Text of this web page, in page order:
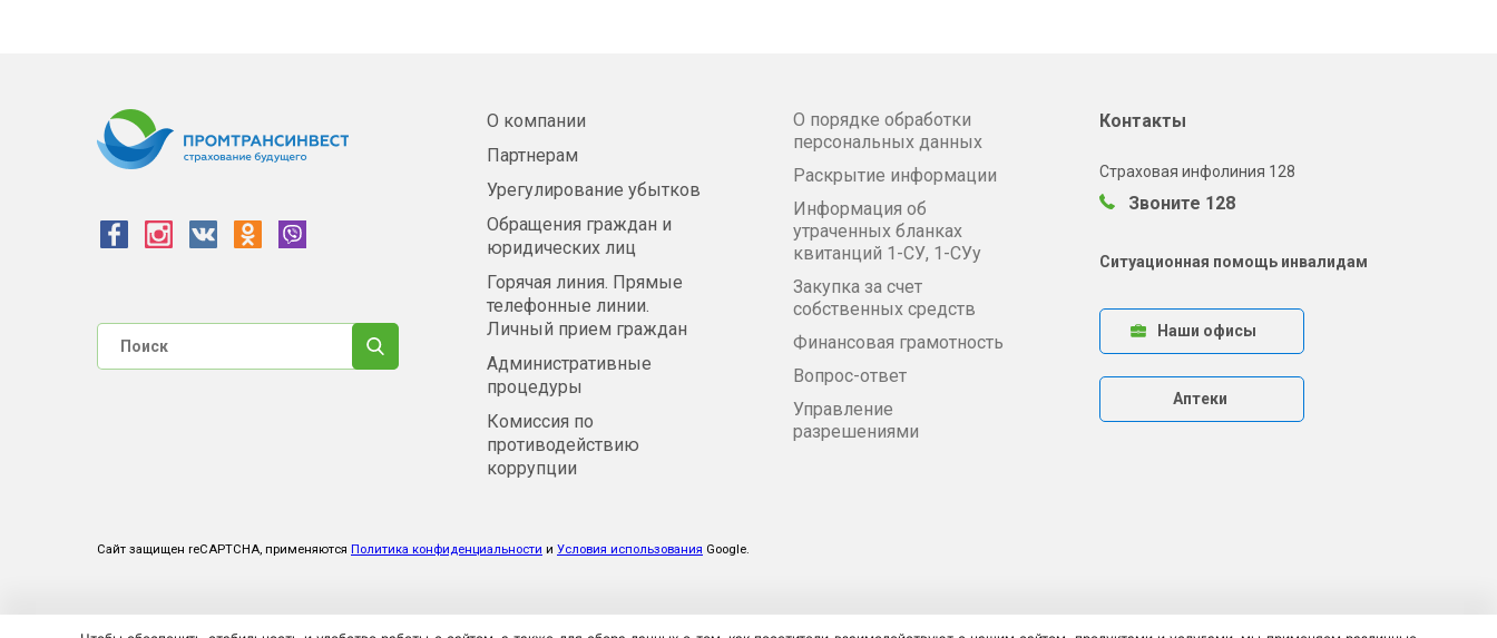
О компании
Партнерам
Урегулирование убытков
Обращения граждан и
юридических лиц
Горячая линия. Прямые
телефонные линии.
Личный прием граждан
Административные
процедуры
Комиссия по
противодействию
коррупции
О порядке обработки
персональных данных
Раскрытие информации
Информация об
утраченных бланках
квитанций 1-СУ, 1-СУу
Закупка за счет
собственных средств
Финансовая грамотность
Вопрос-ответ
Управление
разрешениями
Контакты
Страховая инфолиния 128
Звоните 128
Ситуационная помощь инвалидам
Наши офисы
Аптеки
Сайт защищен reCAPTCHA, применяются Политика конфиденциальности и Условия использования Google.